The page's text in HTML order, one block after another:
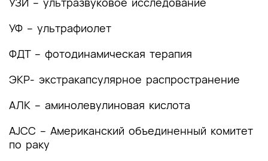
состояния)
Критерии оценки качества медицинской
разработке и пересмотру клинических
рекомендаций
УФ – ультрафиолет
ФДТ – фотодинамическая терапия
ЭКР- экстракапсулярное распространение
АЛК – аминолевулиновая кислота
AJCC – Американский объединенный комитет
по раку